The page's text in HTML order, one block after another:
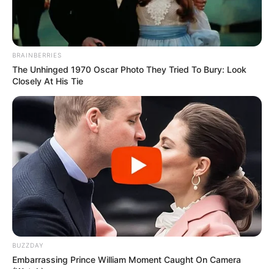
BRAINBERRIES
The Unhinged 1970 Oscar Photo They Tried To Bury: Look
Closely At His Tie
BUZZDAY
Embarrassing Prince William Moment Caught On Camera